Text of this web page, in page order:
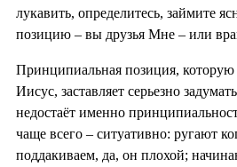
лукавить, определитесь, займите
позицию – вы друзья Мне – или
Принципиальная позиция, которую
Иисус, заставляет серьезно
недостаёт именно
чаще всего – ситуативно: ругают
поддакиваем, да, он плохой;